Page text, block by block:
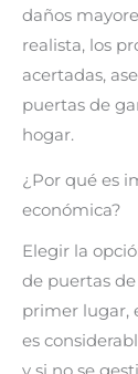
daños
realista, los
acertadas,
puertas de
hogar.
¿Por qué es
económica?
Elegir la
de puertas de
primer lugar,
es